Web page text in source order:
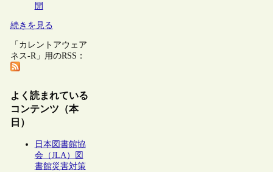
開
続きを見る
「カレントアウェア
ネス-R」用のRSS：
よく読まれている
コンテンツ（本
日）
日本図書館協
会（JLA）図
書館災害対策